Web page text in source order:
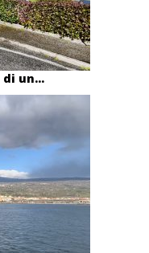
un...